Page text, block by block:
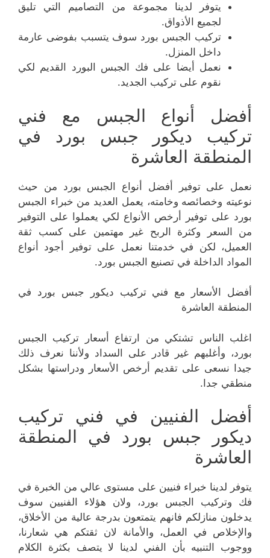
يتوفر لدينا مجموعة من التصاميم التي تليق
لجميع الأذواق.
تركيب الجبس بورد سوف يتسبب بفوضى عارمة
داخل المنزل.
نعمل أيضا على فك الجبس البورد القديم لكي
نقوم على تركيب الجديد.
أفضل أنواع الجبس مع فني
تركيب ديكور جبس بورد في
المنطقة العاشرة
نعمل على توفير أفضل أنواع الجبس بورد من حيث
نوعيته وخصائصه وخامته، يعمل العديد من خبراء الجبس
بورد على توفير أرخص الأنواع لكي يعملوا على التوفير
من السعر وكثرة الربح غير مهتمين على كسب ثقة
العميل، لكن في خدمتنا نعمل على توفير أجود أنواع
المواد الداخلة في تصنيع الجبس بورد.
أفضل الأسعار مع فني تركيب ديكور جبس بورد في
المنطقة العاشرة
اغلب الناس تشتكي من ارتفاع أسعار تركيب الجبس
بورد، وأغلبهم غير قادر على السداد ولأننا نعرف ذلك
جيدا نسعى على تقديم أرخص الأسعار ودراستها بشكل
منطقي جدا.
أفضل الفنيين في فني تركيب
ديكور جبس بورد في المنطقة
العاشرة
يتوفر لدينا خبراء فنيين على مستوى عالي من الخبرة في
فك وتركيب الجبس بورد، ولان هؤلاء الفنيين سوف
يدخلون منازلكم فانهم يتمتعون بدرجة عالية من الأخلاق،
والإخلاص في العمل، والأمانة لان ثقتكم هي شعارنا،
ووجوب التنبيه بأن الفني لدينا لا يتصف بكثرة الكلام